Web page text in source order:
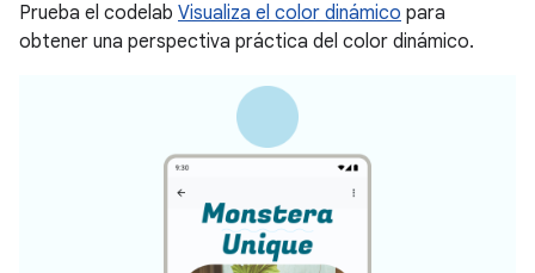
Prueba el codelab Visualiza el color dinámico para
obtener una perspectiva práctica del color dinámico.